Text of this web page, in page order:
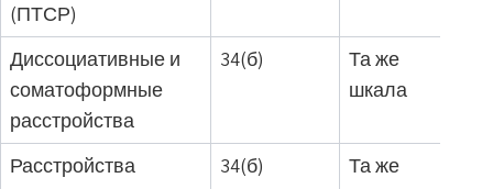
(ПТСР)
Диссоциативные и
соматоформные
расстройства
34(б)
Та же
шкала
Расстройства
34(б)
Та же